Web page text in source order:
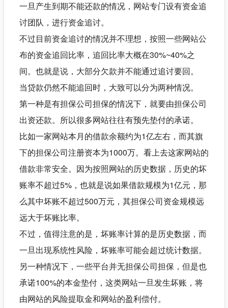
一旦产生到期不能还款的情况，网站专门设有资金追
讨团队，进行资金追讨。
不过目前资金追讨的情况并不理想，按照一些网站公
布的资金追回比率，追回比率大概在30%~40%之
间。也就是说，大部分欠款并不能通过追讨要回。
当贷款仍然不能追回时，大致可以分为两种情况。
第一种是有担保公司担保的情况下，就要由担保公司
出资还款。所以很多网站往往有预先垫付的承诺。
比如一家网站本月的借款余额约为1亿左右，而其旗
下的担保公司注册资本为1000万。看上去这家网站的
借款非常安全。因为按照网站的历史数据，历史的坏
账率不超过5%，也就是说如果借款规模为1亿元，那
么其中坏账不超过500万元，其担保公司资金规模远
远大于坏账比率。
不过，值得注意的是，坏账率计算的是历史数据，而
一旦出现系统性风险，坏账率可能会超过统计数据。
另一种情况下，一些平台并无担保公司担保，但是也
承诺100%的本金垫付，这类网站一旦发生坏账，将
由网站的风险提取金和网站的盈利偿付。